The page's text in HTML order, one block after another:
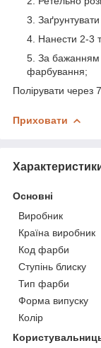
Нанести 2-3
За бажанням
фарбування;
Полірувати через 7
Приховати
Основні
Виробник
Країна виробник
Код фарби
Ступінь блиску
Тип фарби
Форма випуску
Колір